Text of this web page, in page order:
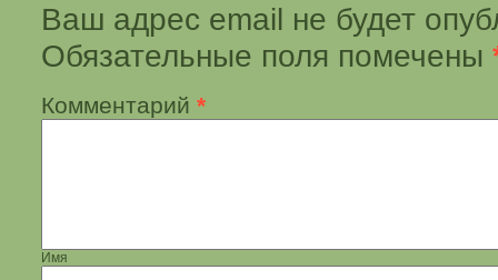
Ваш адрес email не будет
Обязательные поля помечены
Комментарий *
Имя